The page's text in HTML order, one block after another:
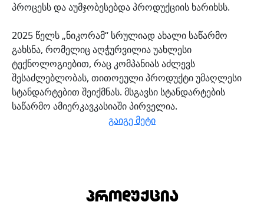
პროცესს და აუმჯობესებდა პროდუქციის ხარიხსს.
2025 წელს „ნიკორამ“ სრულიად ახალი საწარმო
გახსნა, რომელიც აღჭურვილია უახლესი
ტექნოლოგიებით, რაც კომპანიას აძლევს
შესაძლებლობას, თითოეული პროდუქტი უმაღლესი
სტანდარტებით შეიქმნას. მსგავსი სტანდარტების
საწარმო ამიერკავკასიაში პირველია.
გაიგე მეტი
პროდუქცია